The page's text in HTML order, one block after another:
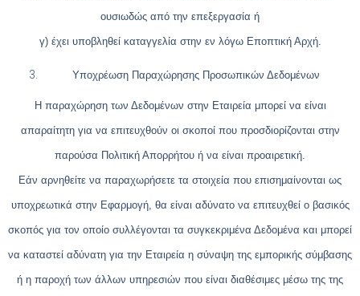
ουσιωδώς από την επεξεργασία ή
γ) έχει υποβληθεί καταγγελία στην εν λόγω Εποπτική Αρχή.
Υποχρέωση Παραχώρησης Προσωπικών Δεδομένων
Η παραχώρηση των Δεδομένων στην Εταιρεία μπορεί να είναι
απαραίτητη για να επιτευχθούν οι σκοποί που προσδιορίζονται στην
παρούσα Πολιτική Απορρήτου ή να είναι προαιρετική.
Εάν αρνηθείτε να παραχωρήσετε τα στοιχεία που επισημαίνονται ως
υποχρεωτικά στην Εφαρμογή, θα είναι αδύνατο να επιτευχθεί ο βασικός
σκοπός για τον οποίο συλλέγονται τα συγκεκριμένα Δεδομένα και μπορεί
να καταστεί αδύνατη για την Εταιρεία η σύναψη της εμπορικής σύμβασης
ή η παροχή των άλλων υπηρεσιών που είναι διαθέσιμες μέσω της της